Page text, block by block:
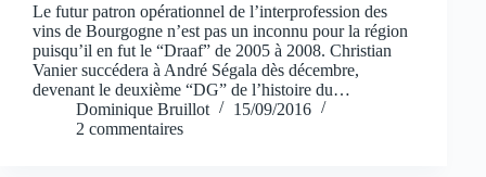
Le futur patron opérationnel de l’interprofession des
vins de Bourgogne n’est pas un inconnu pour la région
puisqu’il en fut le “Draaf” de 2005 à 2008. Christian
Vanier succédera à André Ségala dès décembre,
devenant le deuxième “DG” de l’histoire du…
Dominique Bruillot
15/09/2016
2 commentaires